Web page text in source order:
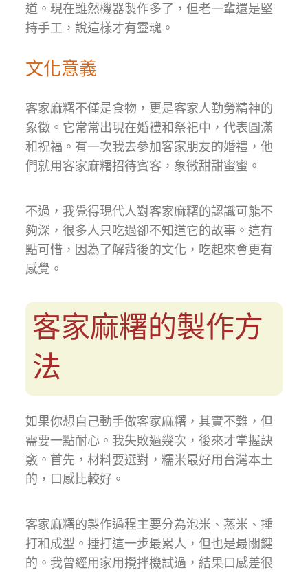
道。現在雖然機器製作多了，但老一輩還是堅
持手工，說這樣才有靈魂。
文化意義
客家麻糬不僅是食物，更是客家人勤勞精神的
象徵。它常常出現在婚禮和祭祀中，代表圓滿
和祝福。有一次我去參加客家朋友的婚禮，他
們就用客家麻糬招待賓客，象徵甜甜蜜蜜。
不過，我覺得現代人對客家麻糬的認識可能不
夠深，很多人只吃過卻不知道它的故事。這有
點可惜，因為了解背後的文化，吃起來會更有
感覺。
客家麻糬的製作方
法
如果你想自己動手做客家麻糬，其實不難，但
需要一點耐心。我失敗過幾次，後來才掌握訣
竅。首先，材料要選對，糯米最好用台灣本土
的，口感比較好。
客家麻糬的製作過程主要分為泡米、蒸米、捶
打和成型。捶打這一步最累人，但也是最關鍵
的。我曾經用家用攪拌機試過，結果口感差很